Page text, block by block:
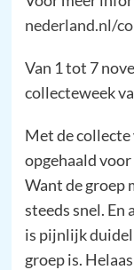
nederland.nl/
Van 1 tot 7
collecteweek
Met de
opgehaald
Want de groep
steeds snel. En
is pijnlijk
groep is.